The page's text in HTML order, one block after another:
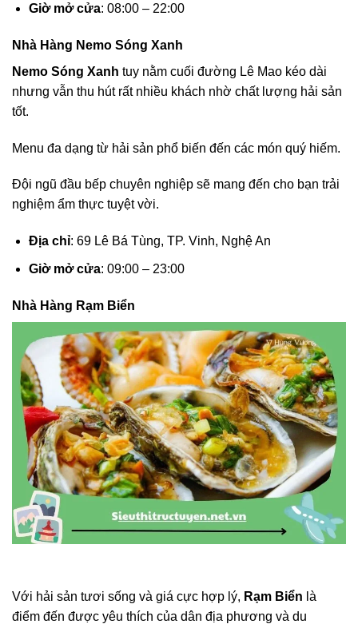
Giờ mở cửa: 08:00 – 22:00
Nhà Hàng Nemo Sóng Xanh
Nemo Sóng Xanh tuy nằm cuối đường Lê Mao kéo dài
nhưng vẫn thu hút rất nhiều khách nhờ chất lượng hải sản
tốt.
Menu đa dạng từ hải sản phổ biến đến các món quý hiếm.
Đội ngũ đầu bếp chuyên nghiệp sẽ mang đến cho bạn trải
nghiệm ẩm thực tuyệt vời.
Địa chỉ: 69 Lê Bá Tùng, TP. Vinh, Nghệ An
Giờ mở cửa: 09:00 – 23:00
Nhà Hàng Rạm Biển
Với hải sản tươi sống và giá cực hợp lý, Rạm Biển là
điểm đến được yêu thích của dân địa phương và du